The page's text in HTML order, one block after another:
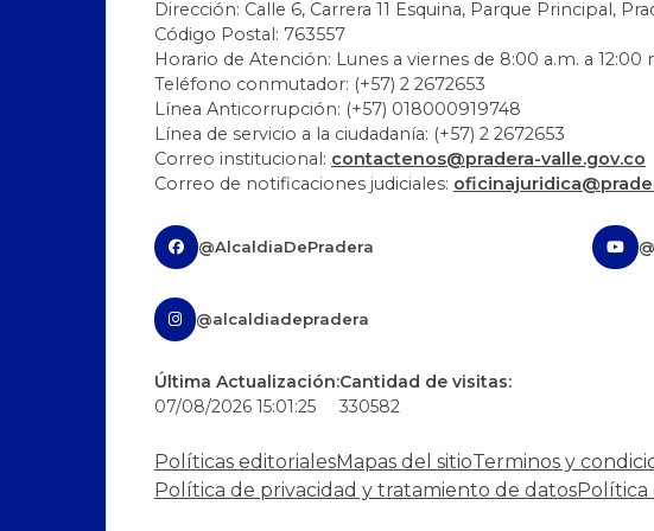
Dirección: Calle 6, Carrera 11 Esquina, Parque Principal,
Código Postal: 763557
Horario de Atención: Lunes a viernes de 8:00 a.m. a
Teléfono conmutador: (+57) 2 2672653
Línea Anticorrupción: (+57) 018000919748
Línea de servicio a la ciudadanía: (+57) 2 2672653
Correo institucional: contactenos@pradera-valle.gov.co
Correo de notificaciones judiciales:
@AlcaldiaDePradera
@alcaldiadepradera
Última Actualización:
07/08/2026 15:01:25
Cantidad de visitas:
330582
Políticas editorialesMapas del sitioTerminos y
Política de privacidad y tratamiento de datosPolítica